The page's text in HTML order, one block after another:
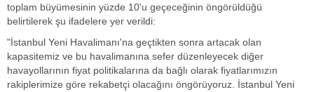
toplam büyümesinin yüzde 10'u geçeceğinin öngörüldüğü
belirtilerek şu ifadelere yer verildi:
"İstanbul Yeni Havalimanı'na geçtikten sonra artacak olan
kapasitemiz ve bu havalimanına sefer düzenleyecek diğer
havayollarının fiyat politikalarına da bağlı olarak fiyatlarımızın
rakiplerimize göre rekabetçi olacağını öngörüyoruz. İstanbul Yeni